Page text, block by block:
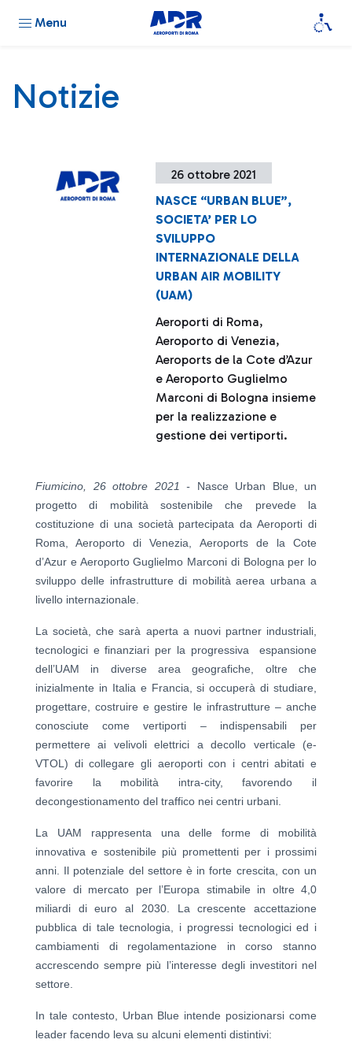
Menu
Notizie
26 ottobre 2021
NASCE “URBAN BLUE”,
SOCIETA’ PER LO
SVILUPPO
INTERNAZIONALE DELLA
URBAN AIR MOBILITY
(UAM)
Aeroporti di Roma,
Aeroporto di Venezia,
Aeroports de la Cote d’Azur
e Aeroporto Guglielmo
Marconi di Bologna insieme
per la realizzazione e
gestione dei vertiporti.
Fiumicino, 26 ottobre 2021 - Nasce Urban Blue, un
progetto di mobilità sostenibile che prevede la
costituzione di una società partecipata da Aeroporti di
Roma, Aeroporto di Venezia, Aeroports de la Cote
d’Azur e Aeroporto Guglielmo Marconi di Bologna per lo
sviluppo delle infrastrutture di mobilità aerea urbana a
livello internazionale.
La società, che sarà aperta a nuovi partner industriali,
tecnologici e finanziari per la progressiva espansione
dell’UAM in diverse area geografiche, oltre che
inizialmente in Italia e Francia,si occuperà di studiare,
progettare, costruire e gestire le infrastrutture – anche
conosciute come vertiporti – indispensabili per
permettere ai velivoli elettrici a decollo verticale (e-
VTOL) di collegare gli aeroporti con i centri abitati e
favorire la mobilità intra-city, favorendo il
decongestionamento del traffico nei centri urbani.
La UAM rappresenta una delle forme di mobilità
innovativa e sostenibile più promettenti per i prossimi
anni. Il potenziale del settore è in forte crescita, con un
valore di mercato per l’Europa stimabile in oltre 4,0
miliardi di euro al 2030. La crescente accettazione
pubblica di tale tecnologia, i progressi tecnologici ed i
cambiamenti di regolamentazione in corso stanno
accrescendo sempre più l’interesse degli investitori nel
settore.
In tale contesto, Urban Blue intende posizionarsi come
leader facendo leva su alcuni elementi distintivi: